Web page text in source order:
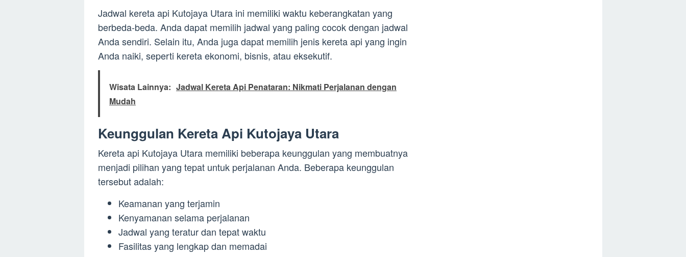
Jadwal kereta api Kutojaya Utara ini memiliki waktu keberangkatan yang
berbeda-beda. Anda dapat memilih jadwal yang paling cocok dengan jadwal
Anda sendiri. Selain itu, Anda juga dapat memilih jenis kereta api yang ingin
Anda naiki, seperti kereta ekonomi, bisnis, atau eksekutif.
Wisata Lainnya: Jadwal Kereta Api Penataran: Nikmati Perjalanan dengan
Mudah
Keunggulan Kereta Api Kutojaya Utara
Kereta api Kutojaya Utara memiliki beberapa keunggulan yang membuatnya
menjadi pilihan yang tepat untuk perjalanan Anda. Beberapa keunggulan
tersebut adalah:
Keamanan yang terjamin
Kenyamanan selama perjalanan
Jadwal yang teratur dan tepat waktu
Fasilitas yang lengkap dan memadai